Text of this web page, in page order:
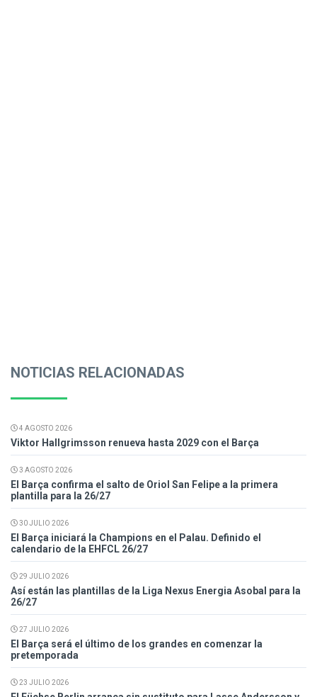
NOTICIAS RELACIONADAS
4 AGOSTO 2026
Viktor Hallgrimsson renueva hasta 2029 con el Barça
3 AGOSTO 2026
El Barça confirma el salto de Oriol San Felipe a la primera
plantilla para la 26/27
30 JULIO 2026
El Barça iniciará la Champions en el Palau. Definido el
calendario de la EHFCL 26/27
29 JULIO 2026
Así están las plantillas de la Liga Nexus Energia Asobal para la
26/27
27 JULIO 2026
El Barça será el último de los grandes en comenzar la
pretemporada
23 JULIO 2026